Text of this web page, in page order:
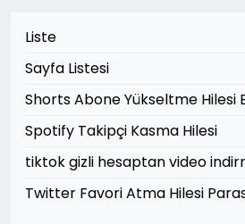
Liste
Sayfa Listesi
Shorts Abone Yükseltme Hilesi
Spotify Takipçi Kasma Hilesi
tiktok gizli hesaptan video
Twitter Favori Atma Hilesi